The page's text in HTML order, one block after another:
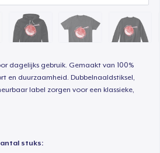
dagelijks gebruik. Gemaakt van 100%
en duurzaamheid. Dubbelnaaldstiksel,
label zorgen voor een klassieke,
stuks:
Next Level 3600 | Premium Ring-Spun Cotton T-Shirt